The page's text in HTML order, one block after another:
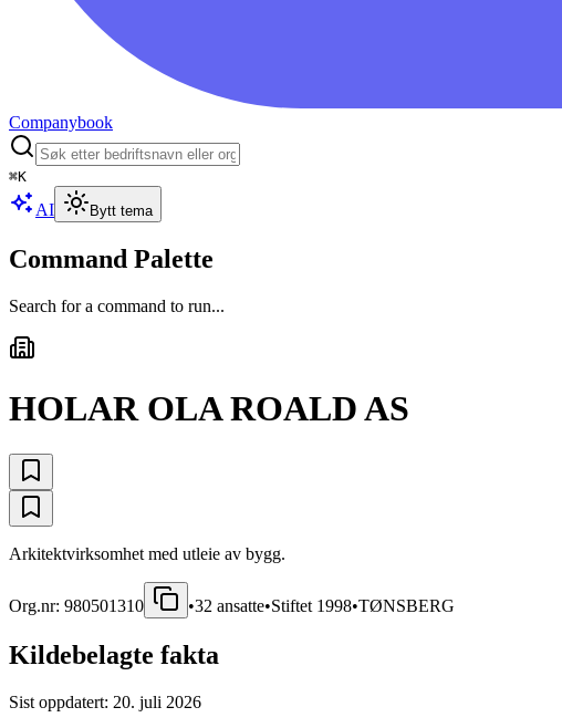
Companybook
⌘K
AI Bytt tema
Command Palette
Search for a command to run...
HOLAR OLA ROALD AS
Arkitektvirksomhet med utleie av bygg.
Org.nr: 980501310 •32 ansatte•Stiftet 1998•TØNSBERG
Kildebelagte fakta
Sist oppdatert: 20. juli 2026